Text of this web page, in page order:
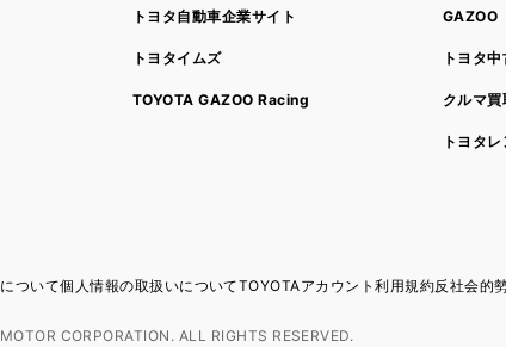
トヨタ自動車企業サイト
トヨタイムズ
TOYOTA GAZOO Racing
GAZOO
トヨタ
クルマ買
トヨタ
ついて個人情報の取扱いについてTOYOTAアカウント利用規約反社会的
CORPORATION. ALL RIGHTS RESERVED.